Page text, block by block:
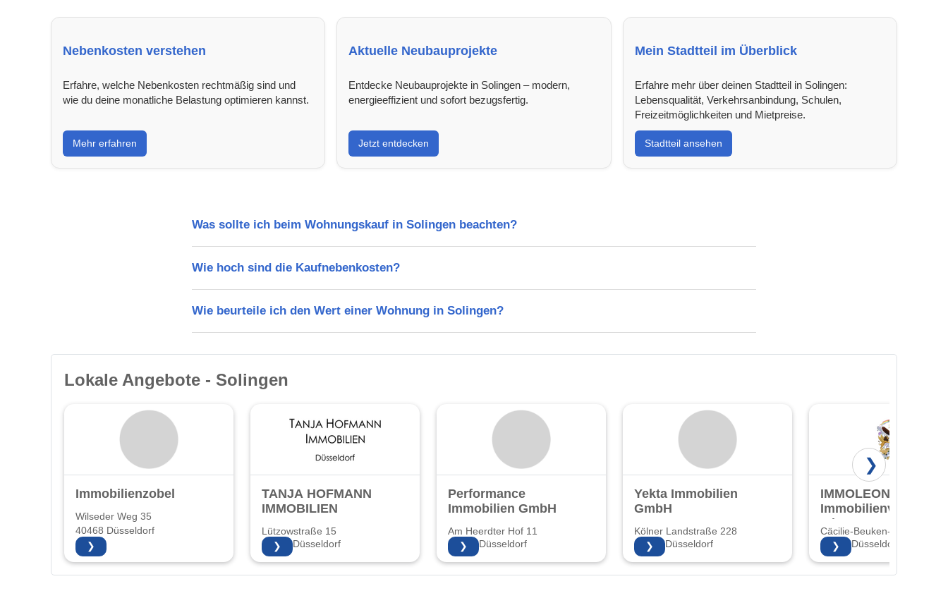
Nebenkosten verstehen
Erfahre, welche Nebenkosten rechtmäßig sind und
wie du deine monatliche Belastung optimieren kannst.
Mehr erfahren
Aktuelle Neubauprojekte
Entdecke Neubauprojekte in Solingen – modern,
energieeffizient und sofort bezugsfertig.
Jetzt entdecken
Mein Stadtteil im Überblick
Erfahre mehr über deinen Stadtteil in Solingen:
Lebensqualität, Verkehrsanbindung, Schulen,
Freizeitmöglichkeiten und Mietpreise.
Stadtteil ansehen
Was sollte ich beim Wohnungskauf in Solingen beachten?
Wie hoch sind die Kaufnebenkosten?
Wie beurteile ich den Wert einer Wohnung in Solingen?
Lokale Angebote - Solingen
Immobilienzobel
Wilseder Weg 35
40468 Düsseldorf
❯
TANJA HOFMANN
IMMOBILIEN
Lützowstraße 15
40476 Düsseldorf
❯
Performance
Immobilien GmbH
Am Heerdter Hof 11
40549 Düsseldorf
❯
Yekta Immobilien
GmbH
Kölner Landstraße 228
40591 Düsseldorf
❯
IMMOLEON24 -
Immobilienverkauf
mit Herz!
Cäcilie-Beuken-Str. 3 3
40597 Düsseldorf
❯
❯